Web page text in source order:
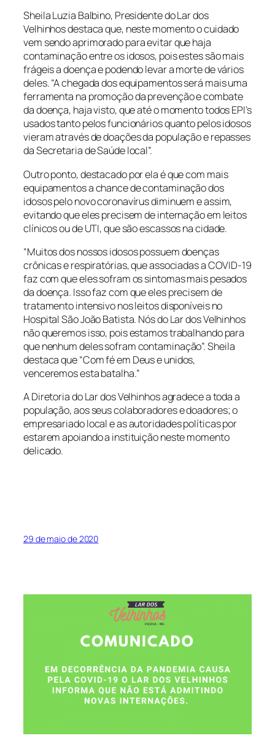
Sheila Luzia Balbino, Presidente do Lar dos
Velhinhos destaca que, neste momento o cuidado
vem sendo aprimorado para evitar que haja
contaminação entre os idosos, pois estes são mais
frágeis a doença e podendo levar a morte de vários
deles. “A chegada dos equipamentos será mais uma
ferramenta na promoção da prevenção e combate
da doença, haja visto, que até o momento todos EPI’s
usados tanto pelos funcionários quanto pelos idosos
vieram através de doações da população e repasses
da Secretaria de Saúde local”.
Outro ponto, destacado por ela é que com mais
equipamentos a chance de contaminação dos
idosos pelo novo coronavírus diminuem e assim,
evitando que eles precisem de internação em leitos
clínicos ou de UTI, que são escassos na cidade.
“Muitos dos nossos idosos possuem doenças
crônicas e respiratórias, que associadas a COVID-19
faz com que eles sofram os sintomas mais pesados
da doença. Isso faz com que eles precisem de
tratamento intensivo nos leitos disponíveis no
Hospital São João Batista. Nós do Lar dos Velhinhos
não queremos isso, pois estamos trabalhando para
que nenhum deles sofram contaminação”. Sheila
destaca que “Com fé em Deus e unidos,
venceremos esta batalha.”
A Diretoria do Lar dos Velhinhos agradece a toda a
população, aos seus colaboradores e doadores; o
empresariado local e as autoridades políticas por
estarem apoiando a instituição neste momento
delicado.
29 de maio de 2020